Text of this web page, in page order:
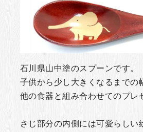
石川県山中塗のスプーンです。
子供から少し大きくなるまでの
他の食器と組み合わせてのプレ
さじ部分の内側には可愛らしい